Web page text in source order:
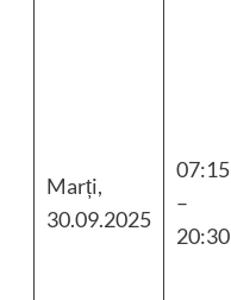
Marți,
30.09.2025
07:15
–
20:30